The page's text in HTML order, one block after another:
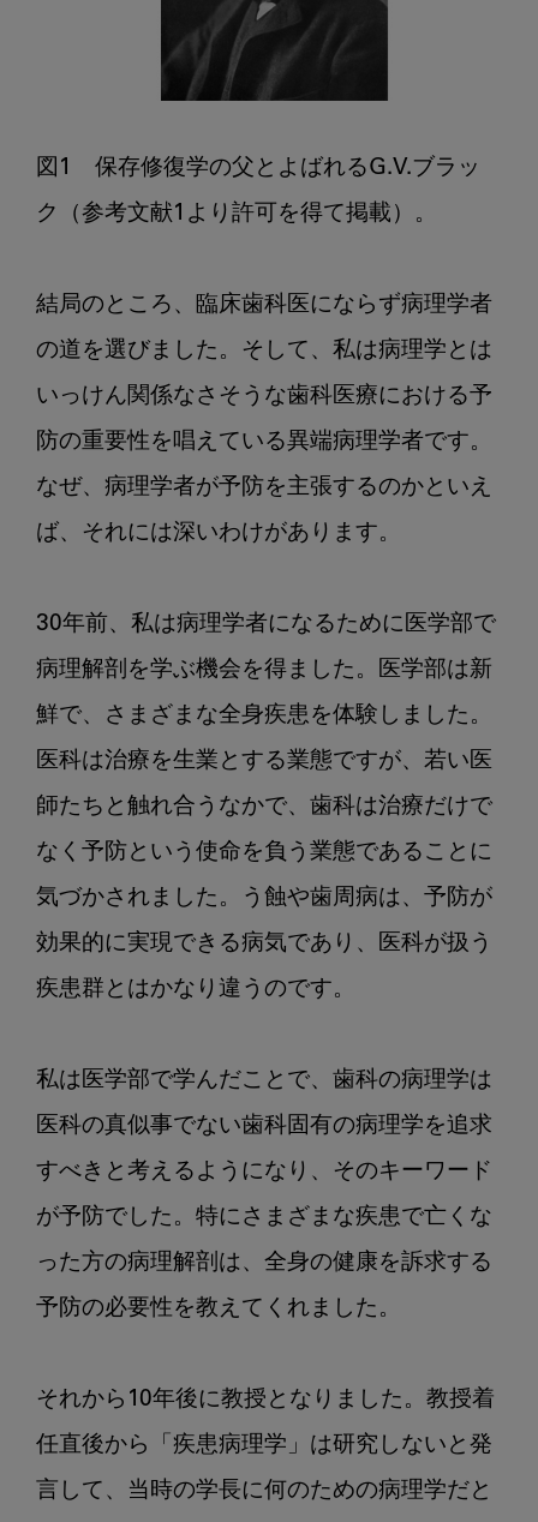
予
し
来
の
科
医
療
図1　保存修復学の父とよばれるG.V.ブラッ
ク（参考文献1より許可を得て掲載）。
結局のところ、臨床歯科医にならず病理学者
の道を選びました。そして、私は病理学とは
いっけん関係なさそうな歯科医療における予
防の重要性を唱えている異端病理学者です。
なぜ、病理学者が予防を主張するのかといえ
ば、それには深いわけがあります。
30年前、私は病理学者になるために医学部で
病理解剖を学ぶ機会を得ました。医学部は新
鮮で、さまざまな全身疾患を体験しました。
医科は治療を生業とする業態ですが、若い医
師たちと触れ合うなかで、歯科は治療だけで
なく予防という使命を負う業態であることに
気づかされました。う蝕や歯周病は、予防が
効果的に実現できる病気であり、医科が扱う
疾患群とはかなり違うのです。
私は医学部で学んだことで、歯科の病理学は
医科の真似事でない歯科固有の病理学を追求
すべきと考えるようになり、そのキーワード
が予防でした。特にさまざまな疾患で亡くな
った方の病理解剖は、全身の健康を訴求する
予防の必要性を教えてくれました。
それから10年後に教授となりました。教授着
任直後から「疾患病理学」は研究しないと発
言して、当時の学長に何のための病理学だと